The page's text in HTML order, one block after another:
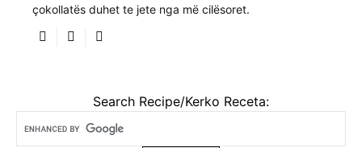
çokollatës duhet te jete nga më cilësoret.
Search Recipe/Kerko Receta: